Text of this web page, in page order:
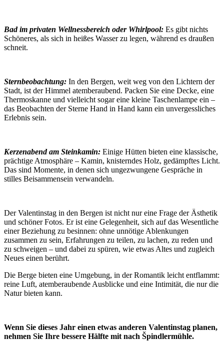
Bad im privaten Wellnessbereich oder Whirlpool: Es gibt nichts
Schöneres, als sich in heißes Wasser zu legen, während es draußen
schneit.
Sternbeobachtung: In den Bergen, weit weg von den Lichtern der
Stadt, ist der Himmel atemberaubend. Packen Sie eine Decke, eine
Thermoskanne und vielleicht sogar eine kleine Taschenlampe ein –
das Beobachten der Sterne Hand in Hand kann ein unvergessliches
Erlebnis sein.
Kerzenabend am Steinkamin: Einige Hütten bieten eine klassische,
prächtige Atmosphäre – Kamin, knisterndes Holz, gedämpftes Licht.
Das sind Momente, in denen sich ungezwungene Gespräche in
stilles Beisammensein verwandeln.
Der Valentinstag in den Bergen ist nicht nur eine Frage der Ästhetik
und schöner Fotos. Er ist eine Gelegenheit, sich auf das Wesentliche
einer Beziehung zu besinnen: ohne unnötige Ablenkungen
zusammen zu sein, Erfahrungen zu teilen, zu lachen, zu reden und
zu schweigen – und dabei zu spüren, wie etwas Altes und zugleich
Neues einen berührt.
Die Berge bieten eine Umgebung, in der Romantik leicht entflammt:
reine Luft, atemberaubende Ausblicke und eine Intimität, die nur die
Natur bieten kann.
Wenn Sie dieses Jahr einen etwas anderen Valentinstag planen,
nehmen Sie Ihre bessere Hälfte mit nach Špindlermühle.